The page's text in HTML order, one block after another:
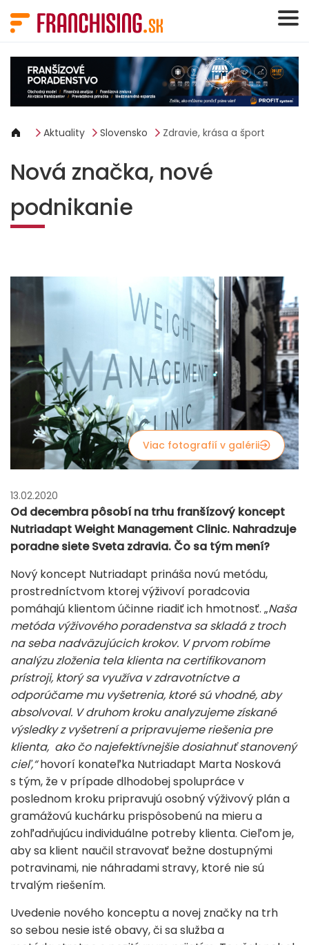
Aktuality Slovensko Zdravie, krása a šport
Nová značka, nové
podnikanie
Viac fotografií v galérii
13.02.2020
Od decembra pôsobí na trhu franšízový koncept
Nutriadapt Weight Management Clinic. Nahradzuje
poradne siete Sveta zdravia. Čo sa tým mení?
Nový koncept Nutriadapt prináša novú metódu,
prostredníctvom ktorej výživoví poradcovia
pomáhajú klientom účinne riadiť ich hmotnosť. „Naša
metóda výživového poradenstva sa skladá z troch
na seba nadväzujúcich krokov. V prvom robíme
analýzu zloženia tela klienta na certifikovanom
prístroji, ktorý sa využíva v zdravotníctve a
odporúčame mu vyšetrenia, ktoré sú vhodné, aby
absolvoval. V druhom kroku analyzujeme získané
výsledky z vyšetrení a pripravujeme riešenia pre
klienta, ako čo najefektívnejšie dosiahnuť stanovený
cieľ,“hovorí konateľka Nutriadapt Marta Nosková
s tým, že v prípade dlhodobej spolupráce v
poslednom kroku pripravujú osobný výživový plán a
gramážovú kuchárku prispôsobenú na mieru a
zohľadňujúcu individuálne potreby klienta. Cieľom je,
aby sa klient naučil stravovať bežne dostupnými
potravinami, nie náhradami stravy, ktoré nie sú
trvalým riešením.
Uvedenie nového konceptu a novej značky na trh
so sebou nesie isté obavy, či sa služba a